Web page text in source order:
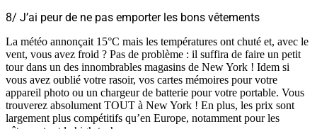
8/ J’ai peur de ne pas emporter les bons vêtements
La météo annonçait 15°C mais les températures ont chuté et, avec le
vent, vous avez froid ? Pas de problème : il suffira de faire un petit
tour dans un des innombrables magasins de New York ! Idem si
vous avez oublié votre rasoir, vos cartes mémoires pour votre
appareil photo ou un chargeur de batterie pour votre portable. Vous
trouverez absolument TOUT à New York ! En plus, les prix sont
largement plus compétitifs qu’en Europe, notamment pour les